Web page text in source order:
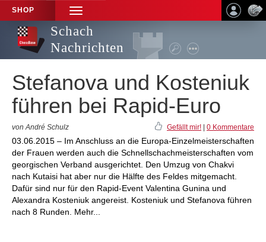
SHOP
TOGGLE
NAVIGATION
Schach
Nachrichten
Stefanova und Kosteniuk
führen bei Rapid-Euro
von André Schulz Gefällt mir! 0 Kommentare
03.06.2015 – Im Anschluss an die Europa-Einzelmeisterschaften
der Frauen werden auch die Schnellschachmeisterschaften vom
georgischen Verband ausgerichtet. Den Umzug von Chakvi
nach Kutaisi hat aber nur die Hälfte des Feldes mitgemacht.
Dafür sind nur für den Rapid-Event Valentina Gunina und
Alexandra Kosteniuk angereist. Kosteniuk und Stefanova führen
nach 8 Runden. Mehr...